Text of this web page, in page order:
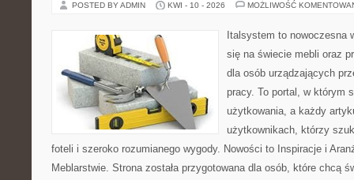
POSTED BY ADMIN KWI - 10 - 2026 MOŻLIWOŚĆ
Italsystem to nowoczesna
się na świecie mebli oraz
dla osób urządzających
pracy. To portal, w którym
użytkowania, a każdy
użytkownikach, którzy
foteli i szeroko rozumianego wygody. Nowości to Inspiracje i
Meblarstwie. Strona została przygotowana dla osób, które chcą